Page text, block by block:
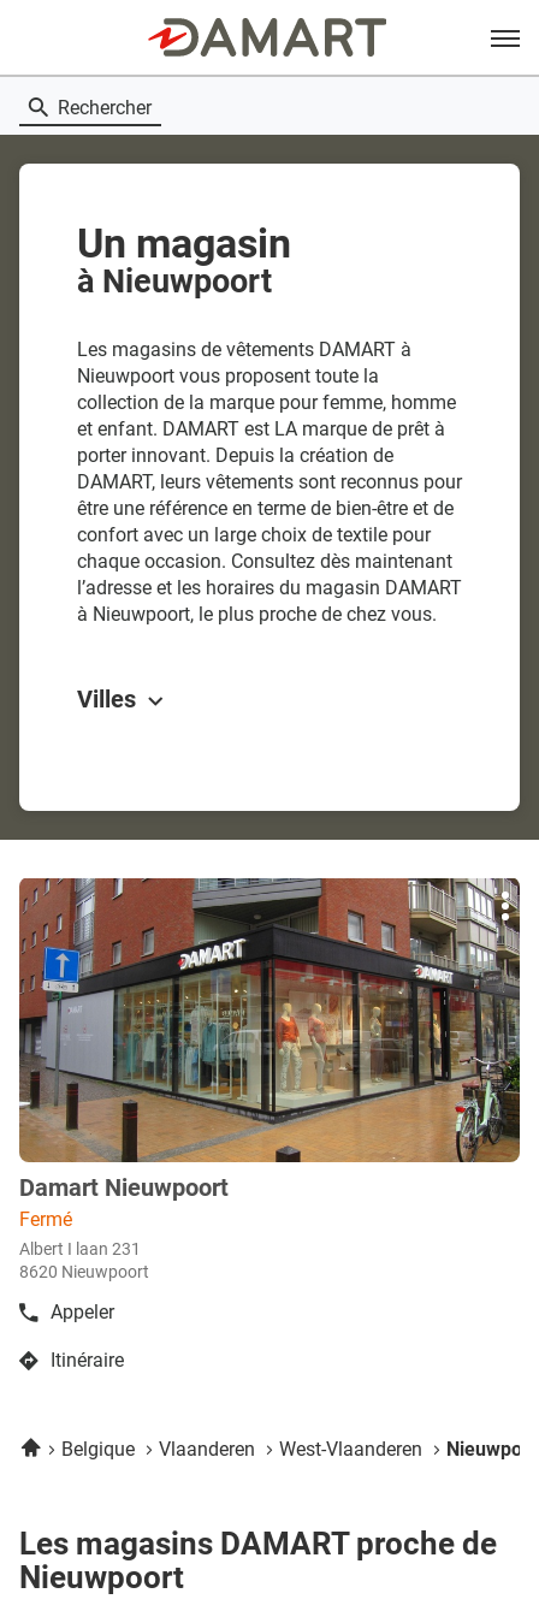
Menu
Rechercher
Un magasin
à Nieuwpoort
Les magasins de vêtements DAMART à
Nieuwpoort vous proposent toute la
collection de la marque pour femme, homme
et enfant. DAMART est LA marque de prêt à
porter innovant. Depuis la création de
DAMART, leurs vêtements sont reconnus pour
être une référence en terme de bien-être et de
confort avec un large choix de textile pour
chaque occasion. Consultez dès maintenant
l’adresse et les horaires du magasin DAMART
à Nieuwpoort, le plus proche de chez vous.
Villes
Appuyer
sur
la
touche
ENTRÉE
pour
obtenir
de
plus
amples
informations
Point
de
vente
:
Damart Nieuwpoort
Fermé
Albert I laan 231
8620 Nieuwpoort
Appeler
Afficher
numéro
du
point
Damart
Nieuwpoort
Itinéraire
jusqu'au
vente
AccueilBelgique Vlaanderen West-Vlaanderen
Les magasins DAMART proche de
Nieuwpoort